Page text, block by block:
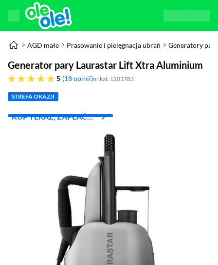
AGD małe Prasowanie i pielęgnacja ubrań Generatory pary
Generator pary Laurastar Lift Xtra Aluminium
5
pięć gwiazdek 18 opinii nr kat. 1201783
STREFA OKAZJI
KUP TERAZ, ZAPŁAĆ